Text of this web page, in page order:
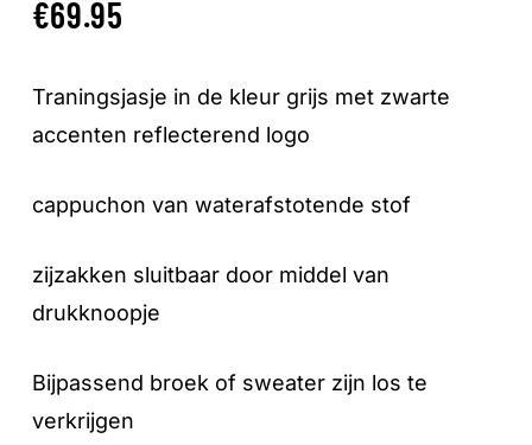
€69.95
Traningsjasje in de kleur grijs met zwarte
accenten reflecterend logo
cappuchon van waterafstotende stof
zijzakken sluitbaar door middel van
drukknoopje
Bijpassend broek of sweater zijn los te
verkrijgen